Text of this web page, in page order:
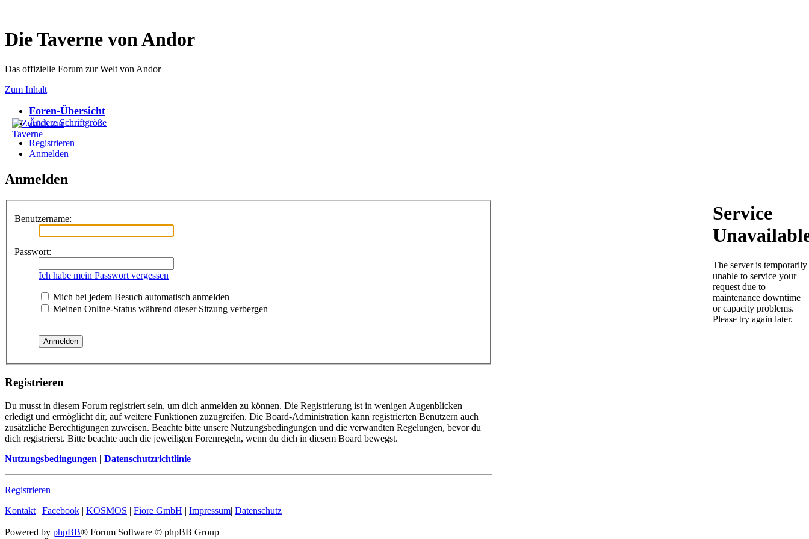
Die Taverne von Andor
Das offizielle Forum zur Welt von Andor
Zum Inhalt
Foren-Übersicht
Ändere Schriftgröße
Registrieren
Anmelden
Anmelden
Benutzername:
Passwort:
Ich habe mein Passwort vergessen
Mich bei jedem Besuch automatisch anmelden
Meinen Online-Status während dieser Sitzung verbergen
Registrieren
Du musst in diesem Forum registriert sein, um dich anmelden zu können. Die Registrierung ist in wenigen Augenblicken
erledigt und ermöglicht dir, auf weitere Funktionen zuzugreifen. Die Board-Administration kann registrierten Benutzern auch
zusätzliche Berechtigungen zuweisen. Beachte bitte unsere Nutzungsbedingungen und die verwandten Regelungen, bevor du
dich registrierst. Bitte beachte auch die jeweiligen Forenregeln, wenn du dich in diesem Board bewegst.
Nutzungsbedingungen | Datenschutzrichtlinie
Registrieren
Kontakt | Facebook | KOSMOS | Fiore GmbH | Impressum| Datenschutz
Powered by phpBB® Forum Software © phpBB Group